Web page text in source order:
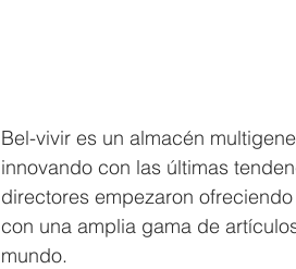
Bel-vivir es un almacén
innovando con las últimas
directores empezaron
con una amplia gama de
mundo.